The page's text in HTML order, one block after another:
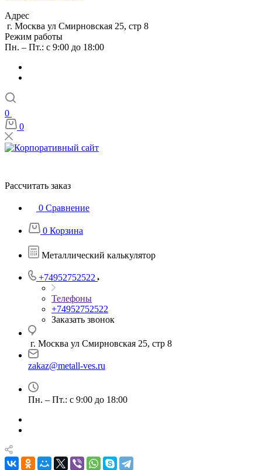
Адрес
г. Москва ул Смирновская 25, стр 8
Режим работы
Пн. – Пт.: с 9:00 до 18:00
0
0
Рассчитать заказ
0 Сравнение
0 Корзина
Металлический калькулятор
+74952752522
Телефоны
+74952752522
Заказать звонок
г. Москва ул Смирновская 25, стр 8
zakaz@metall-ves.ru
Пн. – Пт.: с 9:00 до 18:00